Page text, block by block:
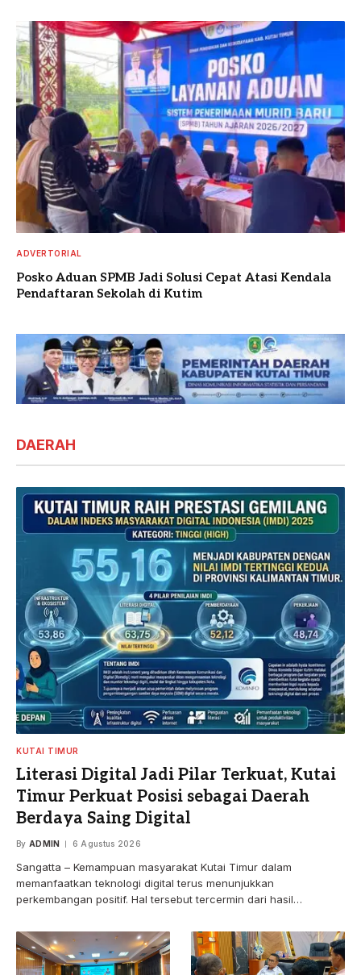
ADVERTORIAL
Posko Aduan SPMB Jadi Solusi Cepat Atasi Kendala
Pendaftaran Sekolah di Kutim
DAERAH
KUTAI TIMUR
Literasi Digital Jadi Pilar Terkuat, Kutai
Timur Perkuat Posisi sebagai Daerah
Berdaya Saing Digital
By ADMIN 6 Agustus 2026
Sangatta – Kemampuan masyarakat Kutai Timur dalam
memanfaatkan teknologi digital terus menunjukkan
perkembangan positif. Hal tersebut tercermin dari hasil…